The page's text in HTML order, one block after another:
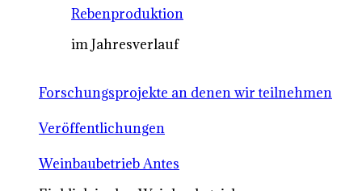
Rebenproduktion
im Jahresverlauf
Forschungsprojekte an denen wir teilnehmen
Veröffentlichungen
Weinbaubetrieb Antes